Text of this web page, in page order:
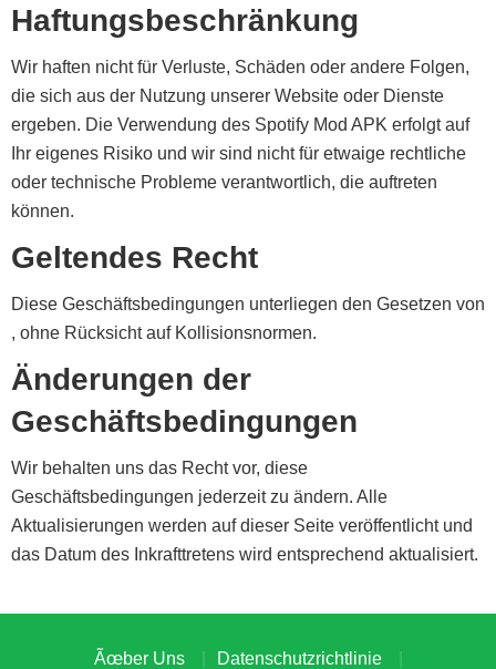
Haftungsbeschränkung
Wir haften nicht für Verluste, Schäden oder andere Folgen,
die sich aus der Nutzung unserer Website oder Dienste
ergeben. Die Verwendung des Spotify Mod APK erfolgt auf
Ihr eigenes Risiko und wir sind nicht für etwaige rechtliche
oder technische Probleme verantwortlich, die auftreten
können.
Geltendes Recht
Diese Geschäftsbedingungen unterliegen den Gesetzen von
, ohne Rücksicht auf Kollisionsnormen.
Änderungen der
Geschäftsbedingungen
Wir behalten uns das Recht vor, diese
Geschäftsbedingungen jederzeit zu ändern. Alle
Aktualisierungen werden auf dieser Seite veröffentlicht und
das Datum des Inkrafttretens wird entsprechend aktualisiert.
Ãœber Uns Datenschutzrichtlinie